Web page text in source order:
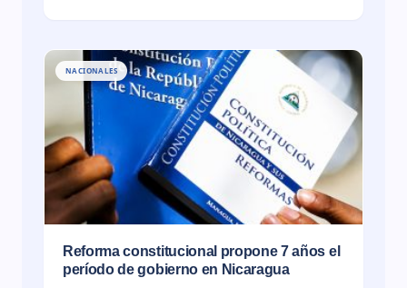
NACIONALES
Reforma constitucional propone 7 años el
período de gobierno en Nicaragua